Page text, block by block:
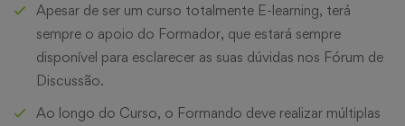
Apesar de ser um curso totalmente E-learning, terá
sempre o apoio do Formador, que estará sempre
disponível para esclarecer as suas dúvidas nos Fórum de
Discussão.
Ao longo do Curso, o Formando deve realizar múltiplas